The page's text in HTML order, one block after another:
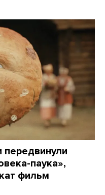
передвинули
паука»,
фильм